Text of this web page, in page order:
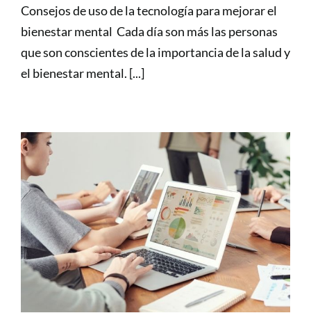
Consejos de uso de la tecnología para mejorar el
bienestar mental Cada día son más las personas
que son conscientes de la importancia de la salud y
el bienestar mental. [...]